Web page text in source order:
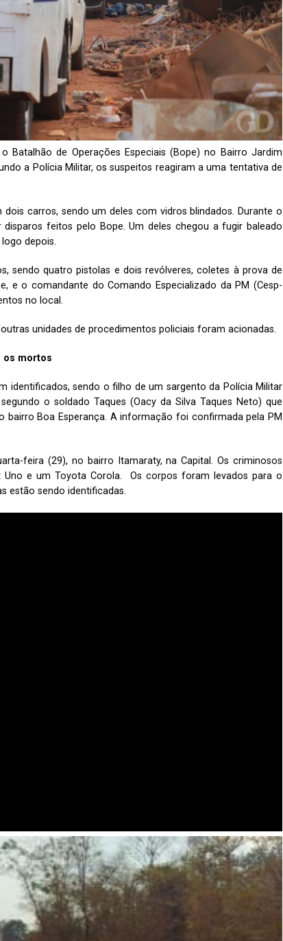
de Operações Especiais (Bope) no Bairro Jardim
a Polícia Militar, os suspeitos reagiram a uma tentativa de
carros, sendo um deles com vidros blindados. Durante o
feitos pelo Bope. Um deles chegou a fugir baleado
depois.
sendo quatro pistolas e dois revólveres, coletes à prova de
e o comandante do Comando Especializado da PM (Cesp-
no local.
unidades de procedimentos policiais foram acionadas.
os mortos
identificados, sendo o filho de um sargento da Polícia Militar
o soldado Taques (Oacy da Silva Taques Neto) que
bairro Boa Esperança. A informação foi confirmada pela PM
feira (29), no bairro Itamaraty, na Capital. Os criminosos
Uno e um Toyota Corola. Os corpos foram levados para o
estão sendo identificadas.